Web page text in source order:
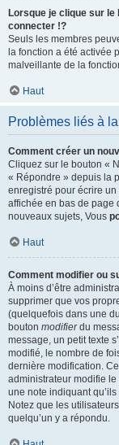
Lorsque je clique sur le
connecter !?
Seuls les membres
la fonction a été activée
malveillante de la
Haut
Problèmes liés à
Comment créer un
Cliquez sur le bouton «
« Répondre » depuis la
enregistré pour écrire
affichée en bas de page
nouveaux sujets, Vous
Haut
Comment modifier ou
À moins d’être
supprimer que vos
(quelquefois dans une
bouton modifierdu
message, un petit texte
modifié, le nombre de
dernière modification.
administrateur modifie
une note indiquant
Notez que les
quelqu’un y a répondu.